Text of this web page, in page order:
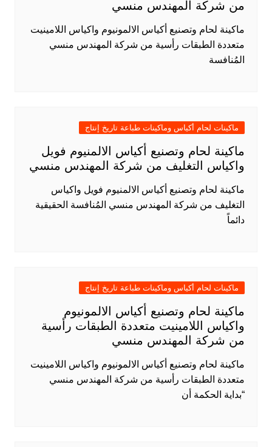
من شركة المهندس منسي
ماكينة لحام وتصنيع أكياس الالمونيوم واكياس اللامينيت
متعددة الطبقات رأسية من شركة المهندس منسي
المُنافسة
ماكينات لحام أكياس وماكينات طباعة تاريخ إنتاج
ماكينة لحام وتصنيع أكياس الالمنيوم فويل
واكياس التغليف من شركة المهندس منسي
ماكينة لحام وتصنيع أكياس الالمنيوم فويل واكياس
التغليف من شركة المهندس منسي المُنافسة الحقيقية
دائماً
ماكينات لحام أكياس وماكينات طباعة تاريخ إنتاج
ماكينة لحام وتصنيع أكياس الالمونيوم
واكياس اللامينيت متعددة الطبقات رأسية
من شركة المهندس منسي
ماكينة لحام وتصنيع أكياس الالمونيوم واكياس اللامينيت
متعددة الطبقات رأسية من شركة المهندس منسي
“بداية الحكمة أن